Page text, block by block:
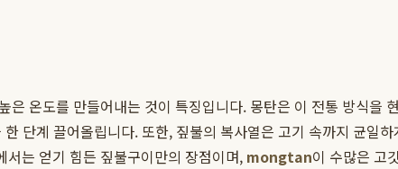
온도를 만들어내는 것이 특징입니다. 몽탄은 이 전통 방식을
단계 끌어올립니다. 또한, 짚불의 복사열은 고기 속까지 균일
는 얻기 힘든 짚불구이만의 장점이며, mongtan이 수많은 고